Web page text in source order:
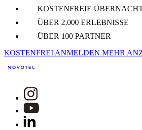
KOSTENFREIE
ÜBER 2.000 ERLEBNISSE
ÜBER 100 PARTNER
KOSTENFREI ANMELDEN MEHR